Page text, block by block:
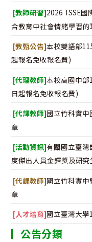
[教師研習]2026 TSSE
合教育中社會情緒學習
[教甄公告]本校雙語部
起報名免收報名費)
[代理教師]本校高國中
日起報名免收報名費)
[代課教師]國立竹科實
章
[活動資訊]有關國立臺
度傑出人員金鐸獎及研
[代課教師]國立竹科實
章
[人才培育]國立臺灣大
公告分類